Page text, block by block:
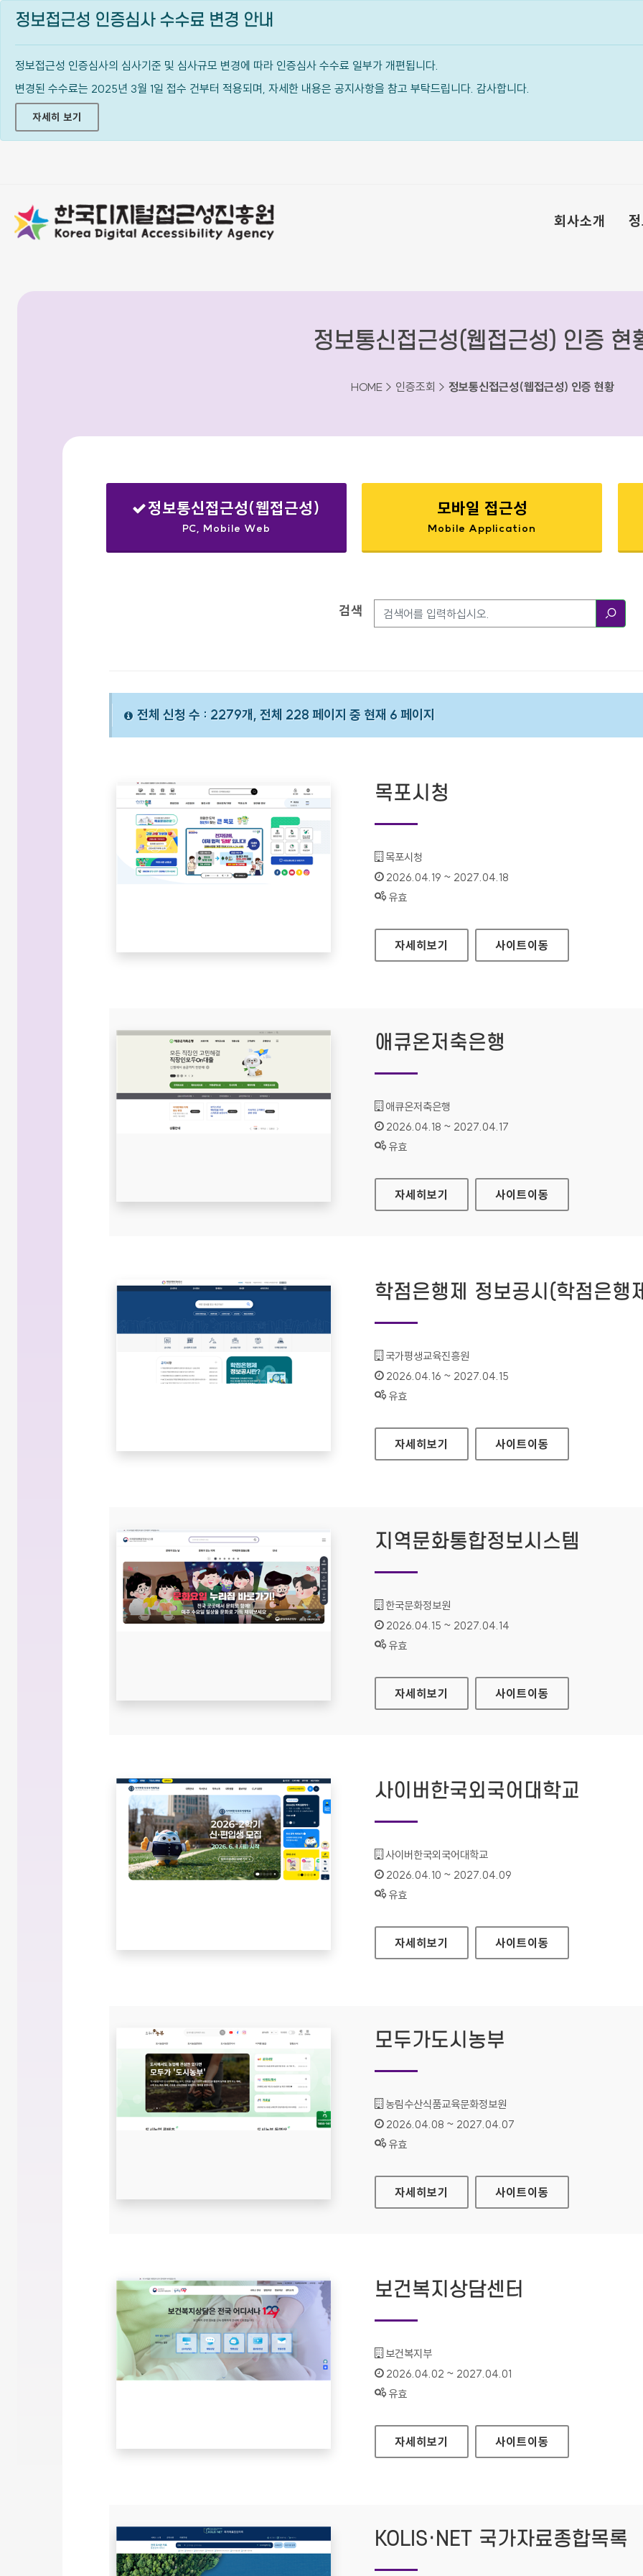
정보접근성 인증심사 수수료 변경 안내
정보접근성 인증심사의 심사기준 및 심사규모 변경에 따라 인증심사 수수료 일부가 개편됩니다.
변경된 수수료는 2025년 3월 1일 접수 건부터 적용되며, 자세한 내용은 공지사항을 참고 부탁드립니다. 감사합니다.
자세히 보기
회사소개
정보통신접근성(웹접근성) 인증 현
HOME > 인증조회 > 정보통신접근성(웹접근성) 인증 현황
정보통신접근성(웹접근성)
PC, Mobile Web
모바일 접근성
Mobile Application
검색
전체 신청 수 : 2279개, 전체 228 페이지 중 현재 6 페이지
목포시청
기관명 :
목포시청
인증기간 :
2026.04.19 ~ 2027.04.18
상태 :
유효
목포시청
자세히보기 사이트이동
애큐온저축은행
기관명 :
애큐온저축은행
인증기간 :
2026.04.18 ~ 2027.04.17
상태 :
유효
애큐온저축은행
자세히보기 사이트이동
학점은행제 정보공시(학점은행
기관명 :
국가평생교육진흥원
인증기간 :
2026.04.16 ~ 2027.04.15
상태 :
유효
학점은행제 정보공시(학점은행제 알리미)
자세히보기 사이트이동
지역문화통합정보시스템
기관명 :
한국문화정보원
인증기간 :
2026.04.15 ~ 2027.04.14
상태 :
유효
지역문화통합정보시스템
자세히보기 사이트이동
사이버한국외국어대학교
기관명 :
사이버한국외국어대학교
인증기간 :
2026.04.10 ~ 2027.04.09
상태 :
유효
사이버한국외국어대학교
자세히보기 사이트이동
모두가도시농부
기관명 :
농림수산식품교육문화정보원
인증기간 :
2026.04.08 ~ 2027.04.07
상태 :
유효
모두가도시농부
자세히보기 사이트이동
보건복지상담센터
기관명 :
보건복지부
인증기간 :
2026.04.02 ~ 2027.04.01
상태 :
유효
보건복지상담센터
자세히보기 사이트이동
KOLIS·NET 국가자료종합목록